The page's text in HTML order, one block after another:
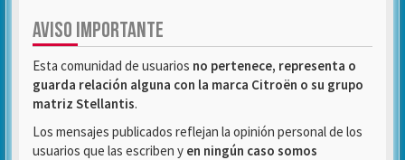
AVISO IMPORTANTE
Esta comunidad de usuarios no pertenece, representa o
guarda relación alguna con la marca Citroën o su grupo
matriz Stellantis.
Los mensajes publicados reflejan la opinión personal de los
usuarios que las escriben y en ningún caso somos